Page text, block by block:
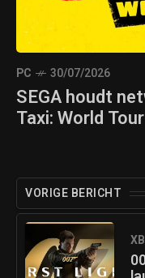
PC 30/07/2026
SEGA houdt
Taxi: World
VORIGE BERICHT